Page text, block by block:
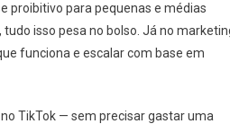
proibitivo para pequenas e médias
isso pesa no bolso. Já no
funciona e escalar com base em
TikTok — sem precisar gastar uma